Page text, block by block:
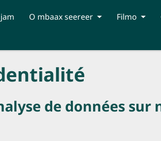
O mbaax seereer Filmo
de données sur